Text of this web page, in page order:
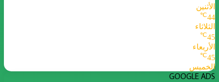
الأثنين
44
℃
الثلاثاء
45
℃
الأربعاء
45
℃
الخميس
GOOGLE ADS